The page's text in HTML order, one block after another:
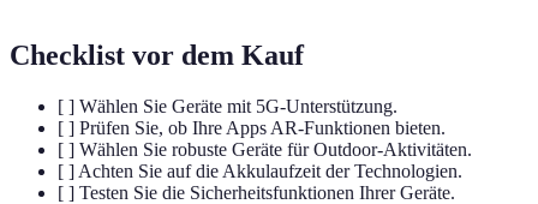
Checklist vor dem Kauf
[ ] Wählen Sie Geräte mit 5G-Unterstützung.
[ ] Prüfen Sie, ob Ihre Apps AR-Funktionen bieten.
[ ] Wählen Sie robuste Geräte für Outdoor-Aktivitäten.
[ ] Achten Sie auf die Akkulaufzeit der Technologien.
[ ] Testen Sie die Sicherheitsfunktionen Ihrer Geräte.